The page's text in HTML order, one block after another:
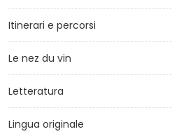
Itinerari e percorsi
Le nez du vin
Letteratura
Lingua originale